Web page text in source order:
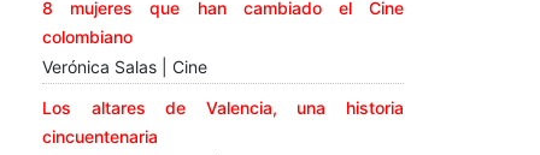
8 mujeres que han cambiado el Cine
colombiano
Verónica Salas | Cine
Los altares de Valencia, una historia
cincuentenaria